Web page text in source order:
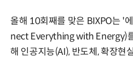
올해 10회째를 맞은 BIXPO는 '
nect Everything with Energy)
해 인공지능(AI), 반도체, 확장현